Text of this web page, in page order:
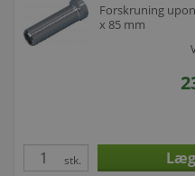
Forskruning
x 85 mm
stk.